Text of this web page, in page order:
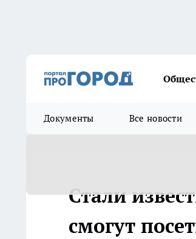
Документы Все новости
Стали
смогут